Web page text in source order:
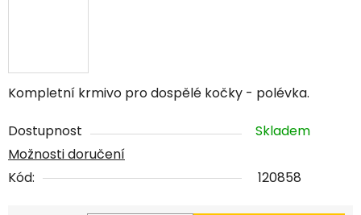
Kompletní krmivo pro dospělé kočky - polévka.
Dostupnost
Skladem
Možnosti doručení
Kód:
120858